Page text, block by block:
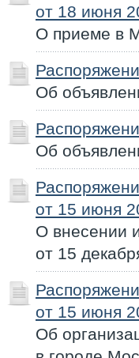
от 18 июня
О приеме в
Об
Об
от 15 июня
О внесении
от 15
от 15 июня
Об